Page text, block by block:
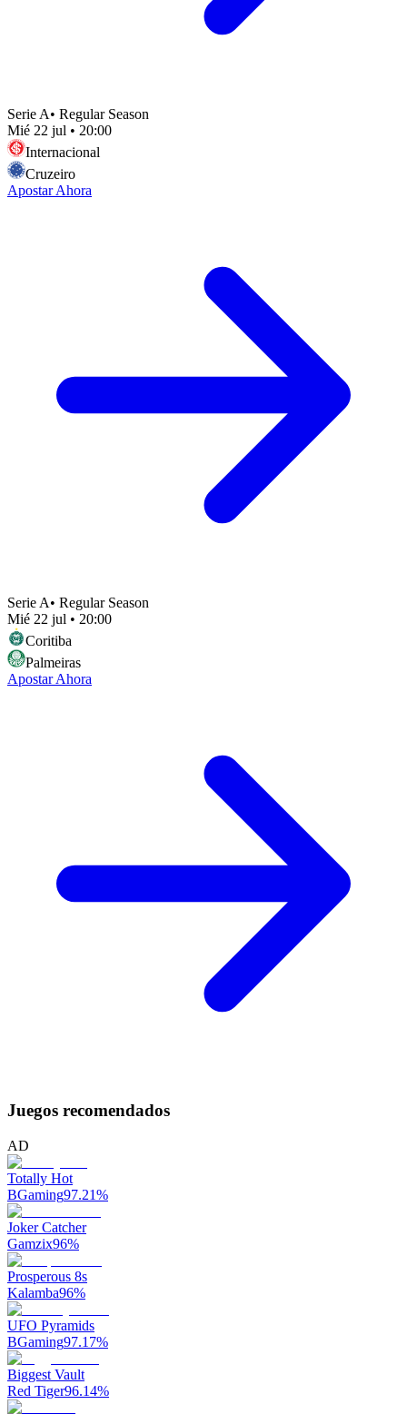
Serie A• Regular Season
Mié 22 jul • 20:00
Internacional
Cruzeiro
Apostar Ahora
Serie A• Regular Season
Mié 22 jul • 20:00
Coritiba
Palmeiras
Apostar Ahora
Juegos recomendados
AD
Totally Hot
BGaming97.21%
Joker Catcher
Gamzix96%
Prosperous 8s
Kalamba96%
UFO Pyramids
BGaming97.17%
Biggest Vault
Red Tiger96.14%